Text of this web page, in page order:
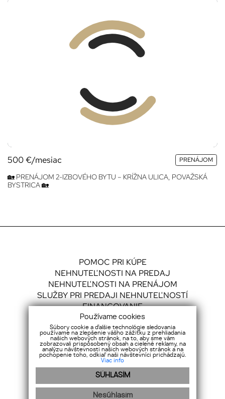
500€/mesiac PRENÁJOM
🏡 PRENÁJOM 2-IZBOVÉHO BYTU – KRÍŽNA ULICA, POVAŽSKÁ
BYSTRICA 🏡
POMOC PRI KÚPE
NEHNUTEĽNOSTI NA PREDAJ
NEHNUTEĽNOSTI NA PRENÁJOM
SLUŽBY PRI PREDAJI NEHNUTEĽNOSTÍ
FINANCOVANIE
MLÁDEŽNÍCKA 2101/36 (BUDOVA BELGRAVIA)
POVAŽSKÁ BYSTRICA 017 01
O NÁS KONTAKT GDPR COOKIES
+421 911 822 420
info@jacekreality.sk
Používame cookies
Súbory cookie a ďalšie technológie sledovania
používame na zlepšenie vášho zážitku z prehliadania
našich webových stránok, na to, aby sme vám
zobrazovali prispôsobený obsah a cielené reklamy, na
analýzu návštevnosti našich webových stránok a na
pochopenie toho, odkiaľ naši návštevníci prichádzajú.
Viac info
SÚHLASÍM
Nesúhlasím